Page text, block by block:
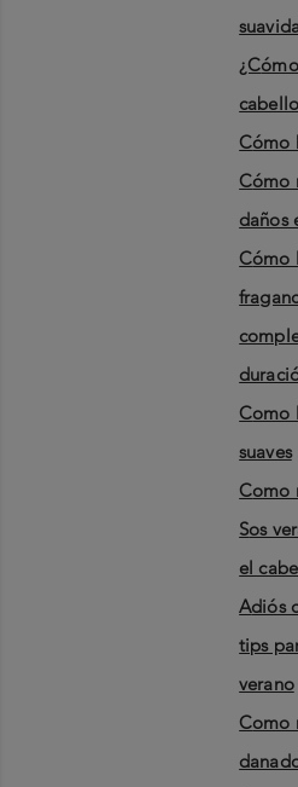
¿cómo eliminar el frizz del
cómo reparar y prevenir
daños
cómo las láminas de
como lograr ondas nutridas y
suaves
sos verano: ¿cómo proteger
el
adiós cabello seco y dañado:
tips
verano
como reparar el cabello